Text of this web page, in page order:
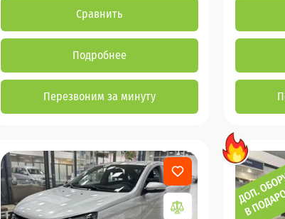
Сравнить
Подробнее
Перезвоним за минуту